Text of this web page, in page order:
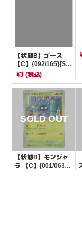
【状態B】ゴース
【C】{092/165}[SV
2a]
¥3 (税込)
【状態B】モンジャ
ラ 【C】{001/063}